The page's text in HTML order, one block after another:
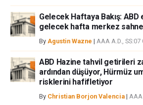
Gelecek Haftaya Bakış:
gelecek hafta merkez
By Agustin Wazne | AAA A.D., SS:07
ABD Hazine tahvil getirileri
ardından düşüyor, Hürmüz
risklerini hafifletiyor
By Christian Borjon Valencia | AAA